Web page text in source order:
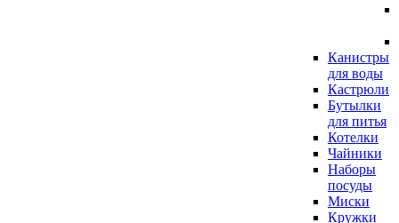
Канистры
для воды
Кастрюли
Бутылки
для питья
Котелки
Чайники
Наборы
посуды
Миски
Кружки